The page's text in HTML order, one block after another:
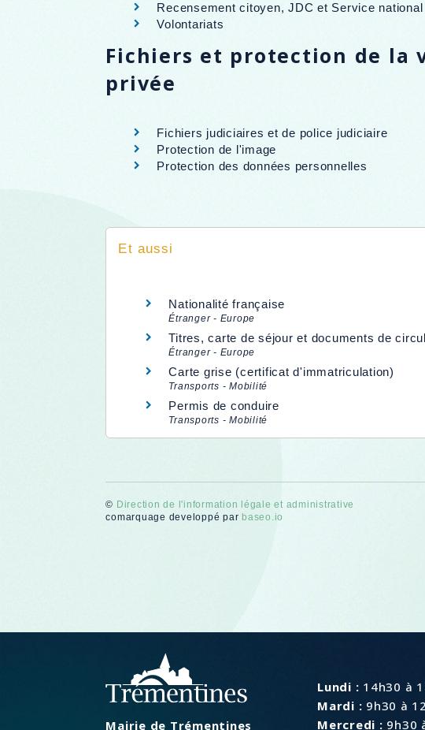
Recensement citoyen, JDC et Service national
Volontariats
Fichiers et protection de la
privée
Fichiers judiciaires et de police judiciaire
Protection de l'image
Protection des données personnelles
Et aussi
Nationalité française
Étranger - Europe
Titres, carte de séjour et documents de
Étranger - Europe
Carte grise (certificat d'immatriculation)
Transports - Mobilité
Permis de conduire
Transports - Mobilité
© Direction de l'information légale et administrative
comarquage developpé par baseo.io
Mairie de Trémentines
Lundi : 14h30 à
Mardi : 9h30 à
Mercredi : 9h30